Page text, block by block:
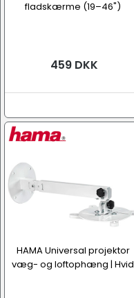
fladskærme (19–46")
459 DKK
HAMA Universal projektor
væg- og loftophæng | Hvid